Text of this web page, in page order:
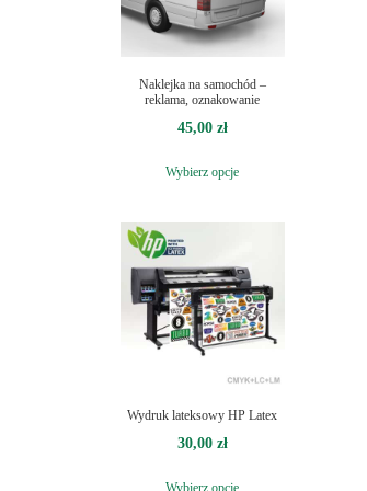
Naklejka na samochód –
reklama, oznakowanie
45,00 zł
Wybierz opcje
Wydruk lateksowy HP Latex
30,00 zł
Wybierz opcje